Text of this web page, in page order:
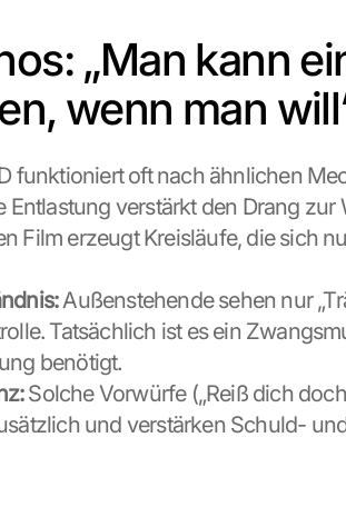
„Man kann
wenn man
funktioniert oft nach ähnlichen
Entlastung verstärkt den Drang zur
Film erzeugt Kreisläufe, die sich
Außenstehende sehen nur
Tatsächlich ist es ein
benötigt.
Solche Vorwürfe („Reiß dich
und verstärken Schuld-